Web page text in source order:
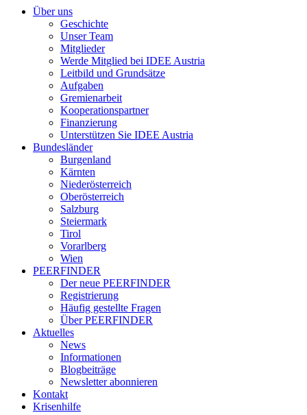
Über uns
Geschichte
Unser Team
Mitglieder
Werde Mitglied bei IDEE Austria
Leitbild und Grundsätze
Aufgaben
Gremienarbeit
Kooperationspartner
Finanzierung
Unterstützen Sie IDEE Austria
Bundesländer
Burgenland
Kärnten
Niederösterreich
Oberösterreich
Salzburg
Steiermark
Tirol
Vorarlberg
Wien
PEERFINDER
Der neue PEERFINDER
Registrierung
Häufig gestellte Fragen
Über PEERFINDER
Aktuelles
News
Informationen
Blogbeiträge
Newsletter abonnieren
Kontakt
Krisenhilfe